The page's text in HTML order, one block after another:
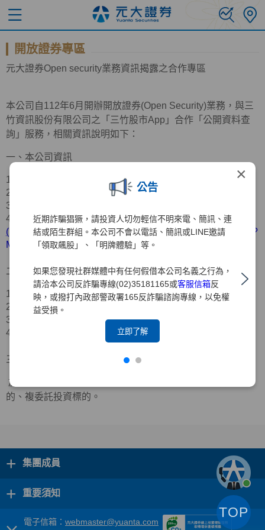
×
公告
近期詐騙猖獗，請投資人切勿輕信不明來電、簡訊、連
結或陌生群組。本公司不會以電話、簡訊或LINE邀請
「領取飆股」、「明牌體驗」等。
如果您發現社群媒體中有任何假借本公司名義之行為，
請洽本公司反詐騙專線(02)35181165或客服信箱反
映，或撥打內政部警政署165反詐騙諮詢專線，以免權
益受損。
立即了解
開放證券專區
元大證券Open security業務資訊揭露之合作專區
本公司自112年6月開辦開放證券(Open Security)業務，與三
竹資訊股份有限公司之「三竹股市App 」合作「公開資料查
詢」服務，相關資訊說明如下：
一、本公司資訊
1.公司名稱：元大證券股份有限公司
2.公司地址：台北市中山區南京東路三段
3.服務電話：
4.營業據點：請參考官網資訊
( https://www.yuanta.com.tw/eyuanta/Securities/YuantaMap/?
MainId=00415&C1=2018040209063191&C2=&Level=1
二、合作業者資訊
1.公司名稱：三竹資訊股份有限公司
2.公司地址：台北市中山區新生北路二段
3.服務電話：
(02)2563-9999
4.官方網站：
https://www.mitake.com.tw/
三、合作範圍
於「三竹股市
的、複委託投資標的。
+ 集團成員
+ 重要須知
電子信箱： webmaster@yuanta.com
TOP